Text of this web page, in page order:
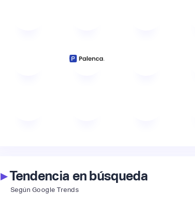
▸Tendencia en búsqueda
Según Google Trends